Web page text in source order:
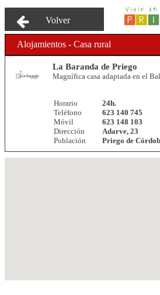
Volver
Alojamientos - Casa rural
La Baranda de Priego
Magnífica casa adaptada en el
Horario
24h.
Teléfono
623 140 745
Móvil
623 148 103
Dirección
Adarve, 23
Población
Priego de